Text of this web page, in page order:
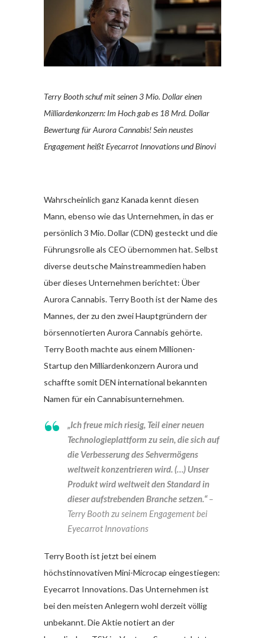
Terry Booth schuf mit seinen 3 Mio. Dollar einen
Milliardenkonzern: Im Hoch gab es 18 Mrd. Dollar
Bewertung für Aurora Cannabis! Sein neustes
Engagement heißt Eyecarrot Innovations und Binovi
Wahrscheinlich ganz Kanada kennt diesen
Mann, ebenso wie das Unternehmen, in das er
persönlich 3 Mio. Dollar (CDN) gesteckt und die
Führungsrolle als CEO übernommen hat. Selbst
diverse deutsche Mainstreammedien haben
über dieses Unternehmen berichtet: Über
Aurora Cannabis. Terry Booth ist der Name des
Mannes, der zu den zwei Hauptgründern der
börsennotierten Aurora Cannabis gehörte.
Terry Booth machte aus einem Millionen-
Startup den Milliardenkonzern Aurora und
schaffte somit DEN international bekannten
Namen für ein Cannabisunternehmen.
„Ich freue mich riesig, Teil einer neuen
Technologieplattform zu sein, die sich auf
die Verbesserung des Sehvermögens
weltweit konzentrieren wird. (…) Unser
Produkt wird weltweit den Standard in
dieser aufstrebenden Branche setzen.“–
Terry Booth zu seinem Engagement bei
Eyecarrot Innovations
Terry Booth ist jetzt bei einem
höchstinnovativen Mini-Microcap eingestiegen:
Eyecarrot Innovations. Das Unternehmen ist
bei den meisten Anlegern wohl derzeit völlig
unbekannt. Die Aktie notiert an der